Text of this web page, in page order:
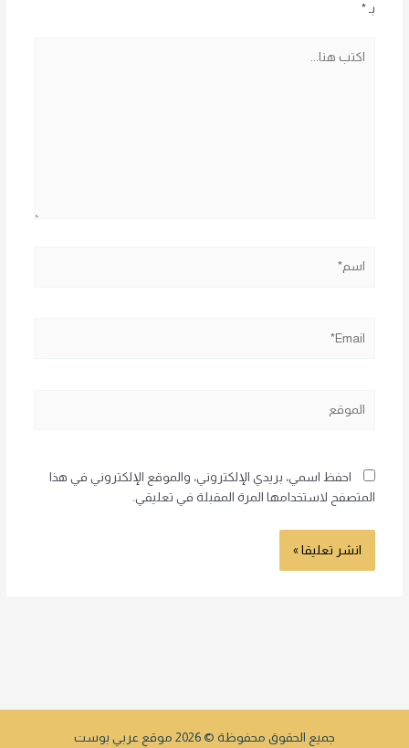
بـ *
احفظ اسمي، بريدي الإلكتروني، والموقع الإلكتروني في هذا
المتصفح لاستخدامها المرة المقبلة في تعليقي.
جميع الحقوق محفوظة © 2026 موقع عربي بوست